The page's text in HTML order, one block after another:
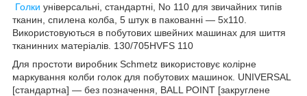
Голки універсальні, стандартні, No 110 для звичайних типів
тканин, спилена колба, 5 штук в пакованні — 5x110.
Використовуються в побутових швейних машинах для шиття
тканинних матеріалів. 130/705HVFS 110
Для простоти виробник Schmetz використовує колірне
маркування колби голок для побутових машинок. UNIVERSAL
[стандартна] — без позначення, BALL POINT [закруглене